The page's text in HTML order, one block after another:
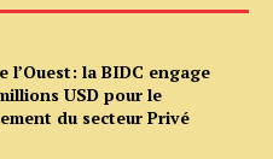
l’Ouest: la BIDC engage
USD pour le
du secteur Privé